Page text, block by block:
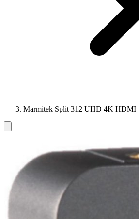
Marmitek Split 312 UHD 4K HDMI